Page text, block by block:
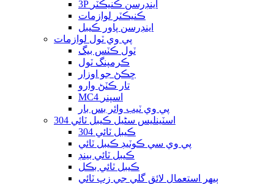
3P اينڊرسن ڪنيڪٽر
ڪنيڪٽر لوازمات
اينڊرسن پاور ڪيبل
پي وي ٽول لوازمات
ٽول ڪٽس بيگ
ڪرمپنگ ٽول
ڇڪڻ جو اوزار
تار ڪٽڻ وارو
MC4 اسپنر
پي وي ٽيب وائر بس بار
304 اسٽينلیس سٹیل ڪيبل ٽائي
304 ڪيبل ٽائي
پي وي سي ڪوٽيڊ ڪيبل ٽائي
ڪيبل ٽائي بينڊ
ڪيبل ٽائي بڪل
ٻيهر استعمال لائق گلي جي زپ ٽائي